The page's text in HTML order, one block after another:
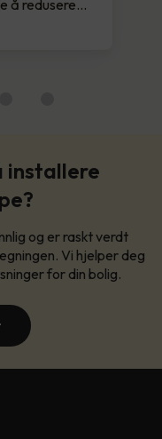
å redusere…
installere
og er raskt verdt
Vi hjelper deg
for din bolig.